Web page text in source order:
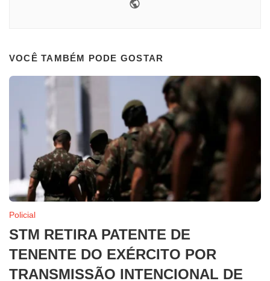
VOCÊ TAMBÉM PODE GOSTAR
Policial
STM RETIRA PATENTE DE
TENENTE DO EXÉRCITO POR
TRANSMISSÃO INTENCIONAL DE